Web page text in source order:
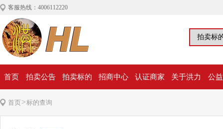
客服热线：4006112220
首页 拍卖公告 拍卖标的 招商中心 认证商家 关于洪力 公
首页>标的查询